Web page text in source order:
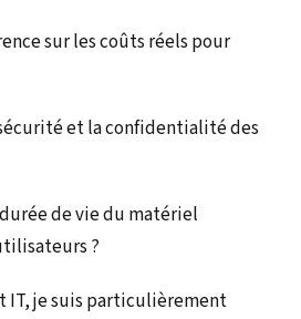
sur les coûts réels pour
et la confidentialité des
de vie du matériel
?
IT, je suis particulièrement